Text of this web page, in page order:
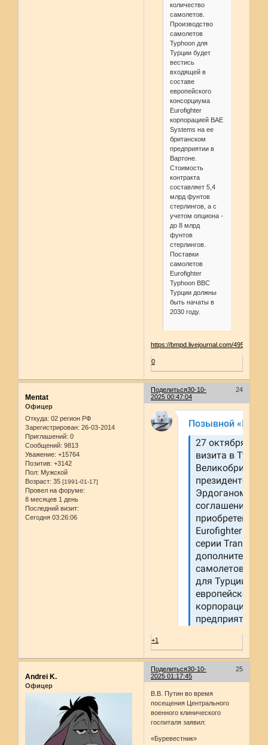
количество
самолетов.
Производство
самолетов
Typhoon для
Турции будет
вестись
входящей в
составе
европейского
консорциума
Eurofighter
корпорацией ВАЕ
Systems на ее
британском
предприятии в
Вартоне.
Стоимость
контракта
составляет 5,4
млрд фунтов
стерлингов, а с
учетом опциона -
до 8 млрд
фунтов
стерлингов.
Поставки
самолетов
Eurofighter
Typhoon ВВС
Турции должны
быть начаты в
2030 году.
https://bmpd.livejournal.com/
0
Поделиться 24
30-10-
2025 00:47:04
Mentat
Офицер
Откуда: 02 регион РФ
Зарегистрирован: 26-03-2014
Приглашений: 0
Сообщений: 9813
Уважение: +15764
Позитив: +3142
Пол: Мужской
Возраст: 35 [1991-01-17]
Провел на форуме:
8 месяцев 1 день
Последний визит:
Сегодня 03:26:06
+1
Поделиться 25
30-10-
2025 01:17:45
Andrei K.
Офицер
В.В. Путин во время
посещения Центрального
военного клинического
госпиталя заявил:
«Буревестник»